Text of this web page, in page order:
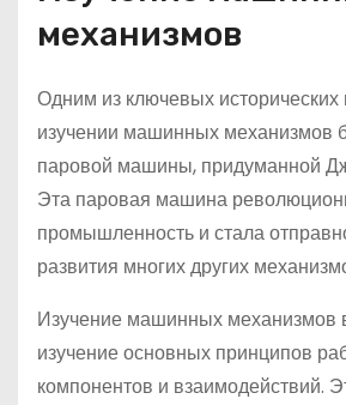
механизмов
Одним из ключевых
изучении машинных механизмов
паровой машины, придуманной
Эта паровая машина
промышленность и стала
развития многих других
Изучение машинных механизмов
изучение основных принципов
компонентов и взаимодействий.